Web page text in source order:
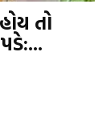
તો